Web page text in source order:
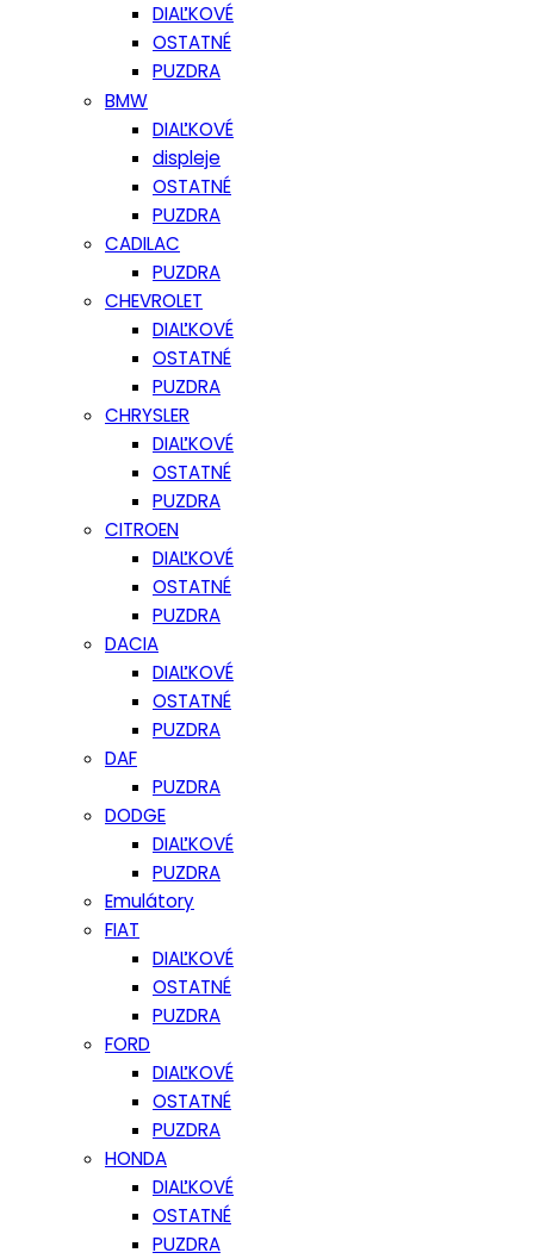
DIAĽKOVÉ
OSTATNÉ
PUZDRA
BMW
DIAĽKOVÉ
displeje
OSTATNÉ
PUZDRA
CADILAC
PUZDRA
CHEVROLET
DIAĽKOVÉ
OSTATNÉ
PUZDRA
CHRYSLER
DIAĽKOVÉ
OSTATNÉ
PUZDRA
CITROEN
DIAĽKOVÉ
OSTATNÉ
PUZDRA
DACIA
DIAĽKOVÉ
OSTATNÉ
PUZDRA
DAF
PUZDRA
DODGE
DIAĽKOVÉ
PUZDRA
Emulátory
FIAT
DIAĽKOVÉ
OSTATNÉ
PUZDRA
FORD
DIAĽKOVÉ
OSTATNÉ
PUZDRA
HONDA
DIAĽKOVÉ
OSTATNÉ
PUZDRA